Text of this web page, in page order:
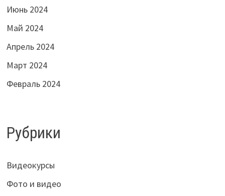
Июнь 2024
Май 2024
Апрель 2024
Март 2024
Февраль 2024
Рубрики
Видеокурсы
Фото и видео